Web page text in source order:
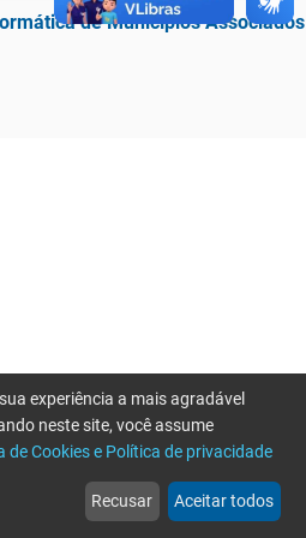
de Municípios Associados
web
Notícias
more_horiz
Mais
experiência a mais agradável
neste site, você assume
de Cookies e Política de privacidade
Recusar Aceitar todos
favor tente novamente